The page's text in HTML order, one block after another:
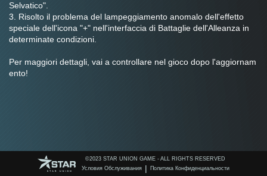
Selvatico".
3. Risolto il problema del lampeggiamento anomalo dell'effetto
speciale dell'icona "+" nell'interfaccia di Battaglie dell'Alleanza in
determinate condizioni.
Per maggiori dettagli, vai a controllare nel gioco dopo l'aggiornam
ento!
©️2023 STAR UNION GAME - ALL RIGHTS RESERVED
Условия Обслуживания
| Политика Конфиденциальности